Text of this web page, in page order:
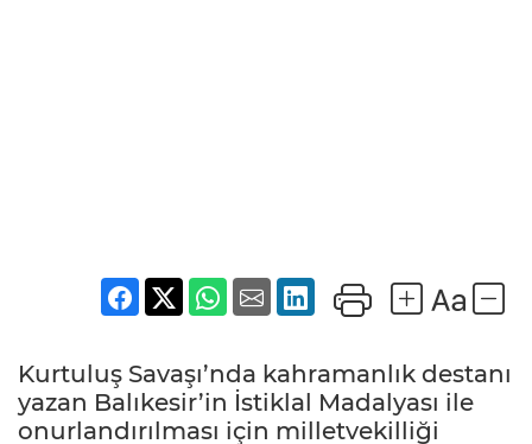
Kurtuluş Savaşı’nda kahramanlık destanı
yazan Balıkesir’in İstiklal Madalyası ile
onurlandırılması için milletvekilliği